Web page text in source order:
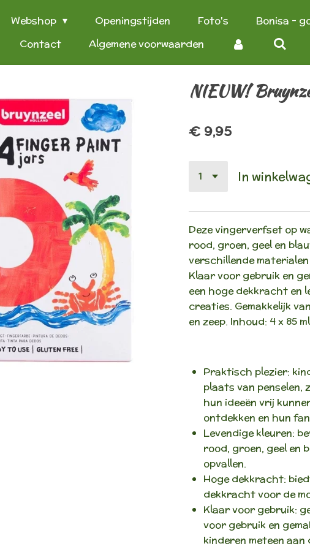
Webshop Openingstijden Foto's
Bonisa -
Contact Algemene voorwaarden
NIEUW!
€ 9,95
In
Deze vingerverfset op
rood, groen, geel en
verschillende
Klaar voor gebruik en
een hoge dekkracht en
creaties. Gemakkelijk
en zeep. Inhoud: 4 x 85
Praktisch plezier:
plaats van penselen,
hun ideeën vrij
ontdekken en hun
Levendige kleuren:
rood, groen, geel en
opvallen.
Hoge dekkracht:
dekkracht voor de
Klaar voor gebruik:
voor gebruik en
kinderen meteen